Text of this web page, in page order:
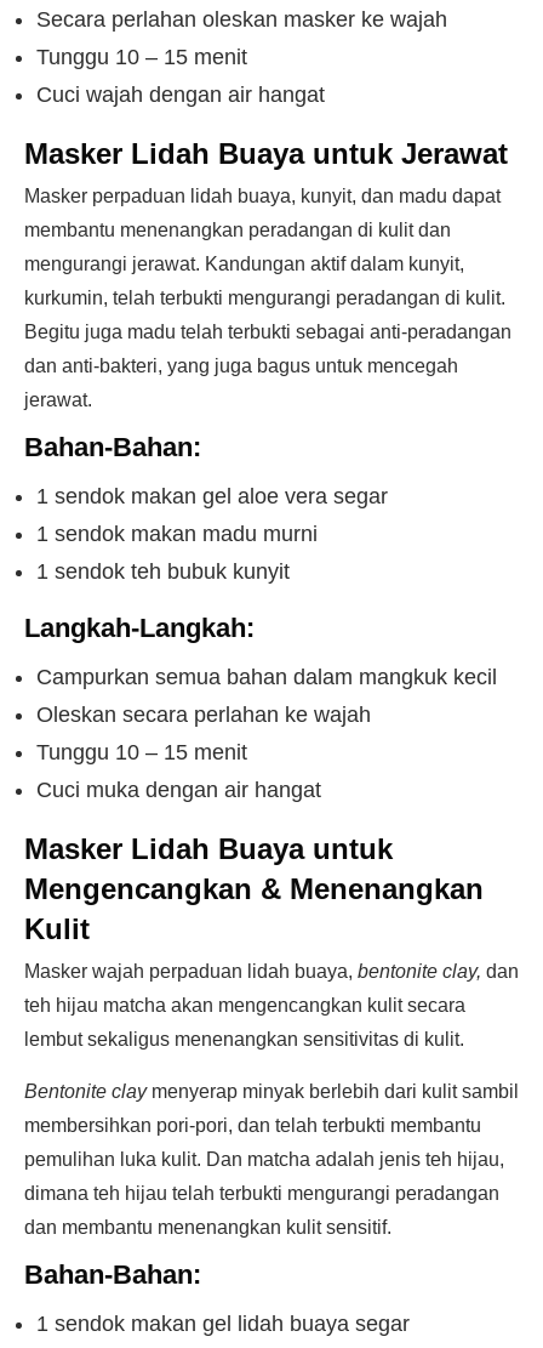
Secara perlahan oleskan masker ke wajah
Tunggu 10 – 15 menit
Cuci wajah dengan air hangat
Masker Lidah Buaya untuk Jerawat
Masker perpaduan lidah buaya, kunyit, dan madu dapat
membantu menenangkan peradangan di kulit dan
mengurangi jerawat. Kandungan aktif dalam kunyit,
kurkumin, telah terbukti mengurangi peradangan di kulit.
Begitu juga madu telah terbukti sebagai anti-peradangan
dan anti-bakteri, yang juga bagus untuk mencegah
jerawat.
Bahan-Bahan:
1 sendok makan gel aloe vera segar
1 sendok makan madu murni
1 sendok teh bubuk kunyit
Langkah-Langkah:
Campurkan semua bahan dalam mangkuk kecil
Oleskan secara perlahan ke wajah
Tunggu 10 – 15 menit
Cuci muka dengan air hangat
Masker Lidah Buaya untuk
Mengencangkan & Menenangkan
Kulit
Masker wajah perpaduan lidah buaya, bentonite clay, dan
teh hijau matcha akan mengencangkan kulit secara
lembut sekaligus menenangkan sensitivitas di kulit.
Bentonite claymenyerap minyak berlebih dari kulit sambil
membersihkan pori-pori, dan telah terbukti membantu
pemulihan luka kulit. Dan matcha adalah jenis teh hijau,
dimana teh hijau telah terbukti mengurangi peradangan
dan membantu menenangkan kulit sensitif.
Bahan-Bahan:
1 sendok makan gel lidah buaya segar